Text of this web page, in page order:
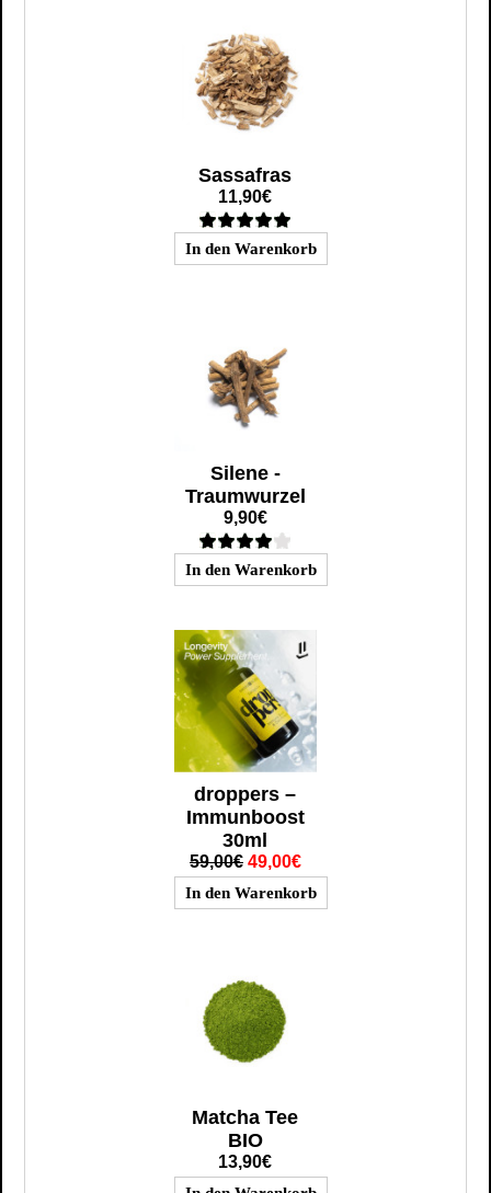
Sassafras
11,90€
Silene -
Traumwurzel
9,90€
droppers –
Immunboost
30ml
59,00€ 49,00€
Matcha Tee
BIO
13,90€